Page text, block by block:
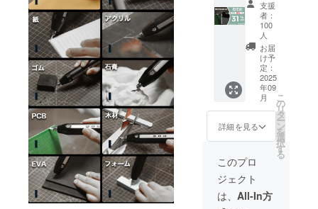
ご了承
頂いた
上でご
支援頂
けます
様お願
い致し
ます。
2025年
ンライ
ン
プなど
にて一
般販売
開始予
より量
産効率
が向上
した場
合、正
規販売
価格が
販売予
定価格
より下
能性も
ござい
類似商
品が発
生する
可能性
使用部
材の供
給状
況、製
造工程
上の都
合等に
より出
荷時期
が遅れ
る場合
※皆様の
より量
産効率
容：
Hanboo
st C1 ×
１セッ
ト ・一
般販売
予定価
格：
42,980
円 ※リ
ターン
送料込
額にな
りま
す。 ※
支援
者：
100
人
お届
け予
定：
2025
年09
月
詳細を見る
こ
の
リ
タ
ー
ン
を
選
択
す
る
このプロ
ジェクト
は、 All-In方